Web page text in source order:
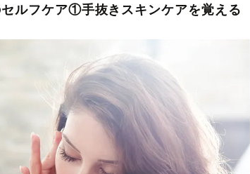
ルフケア①手抜きスキンケアを覚える